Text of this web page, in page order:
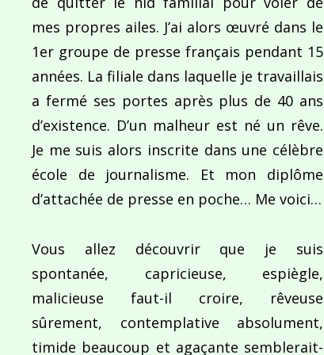
mes propres ailes. J’ai alors œuvré dans le
1er groupe de presse français pendant 15
années. La filiale dans laquelle je travaillais
a fermé ses portes après plus de 40 ans
d’existence. D’un malheur est né un rêve.
Je me suis alors inscrite dans une célèbre
école de journalisme. Et mon diplôme
d’attachée de presse en poche… Me voici…
Vous allez découvrir que je suis
spontanée, capricieuse, espiègle,
malicieuse faut-il croire, rêveuse
sûrement, contemplative absolument,
timide beaucoup et agaçante semblerait-